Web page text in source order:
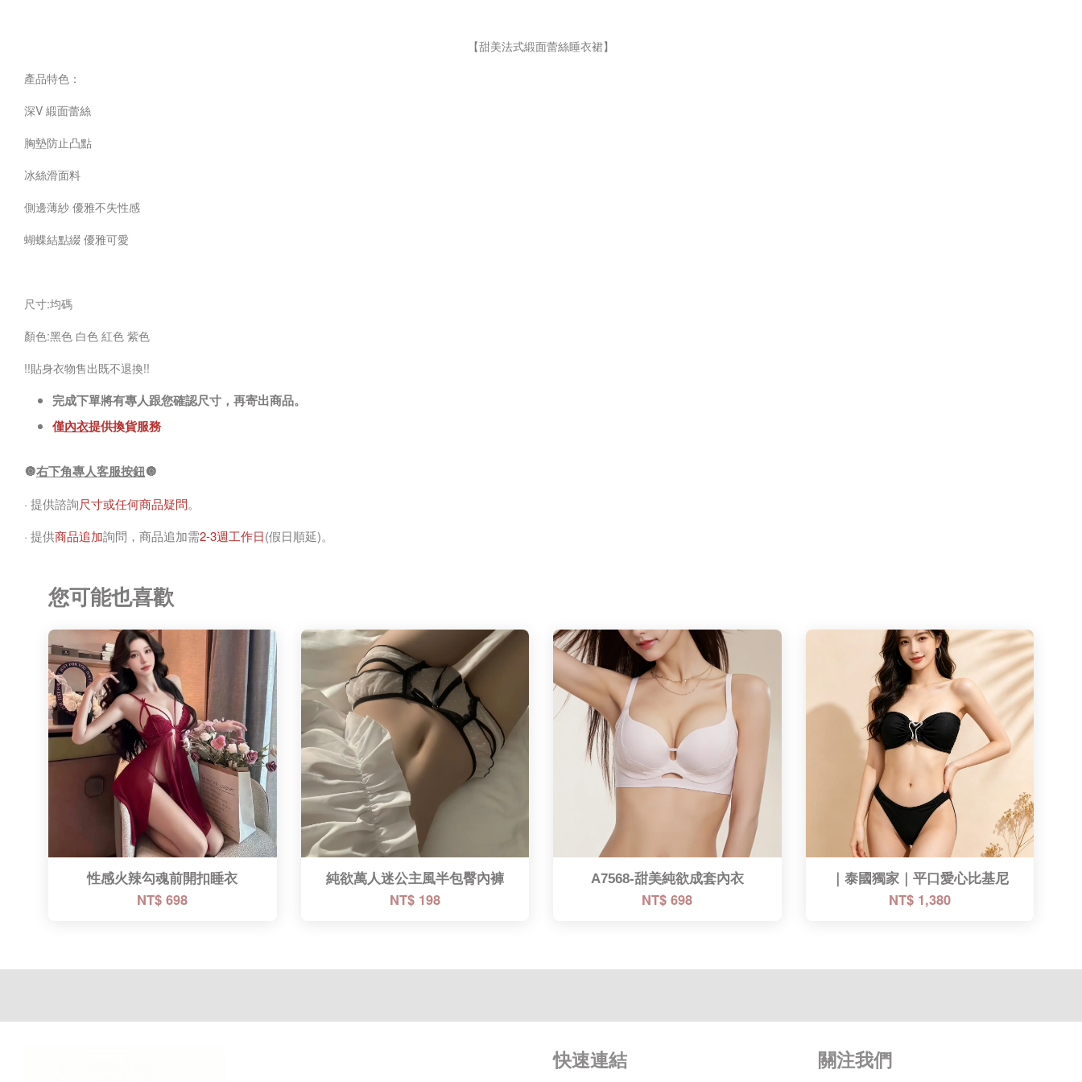
【甜美法式緞面蕾絲睡衣裙】
產品特色：
深V 緞面蕾絲
胸墊防止凸點
冰絲滑面料
側邊薄紗 優雅不失性感
蝴蝶結點綴 優雅可愛
尺寸:均碼
顏色:黑色 白色 紅色 紫色
!!貼身衣物售出既不退換!!
完成下單將有專人跟您確認尺寸，再寄出商品。
僅內衣提供換貨服務
🔘右下角專人客服按鈕🔘
· 提供諮詢尺寸或任何商品疑問。
· 提供商品追加詢問，商品追加需2-3週工作日(假日順延)。
您可能也喜歡
性感火辣勾魂前開扣睡衣
NT$ 698
純欲萬人迷公主風半包臀內褲
NT$ 198
A7568-甜美純欲成套內衣
NT$ 698
｜泰國獨家｜平口愛心比基尼​
NT$ 1,380
快速連結 關注我們